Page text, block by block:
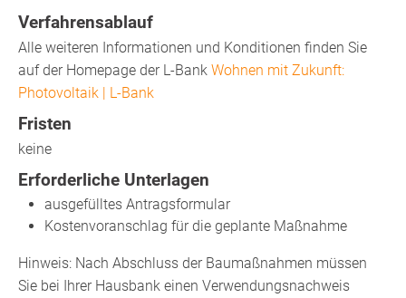
Verfahrensablauf
Alle weiteren Informationen und Konditionen finden Sie
auf der Homepage der L-Bank Wohnen mit Zukunft:
Photovoltaik | L-Bank
Fristen
keine
Erforderliche Unterlagen
ausgefülltes Antragsformular
Kostenvoranschlag für die geplante Maßnahme
Hinweis: Nach Abschluss der Baumaßnahmen müssen
Sie bei Ihrer Hausbank einen Verwendungsnachweis